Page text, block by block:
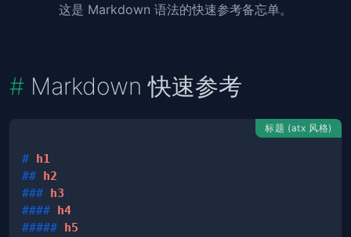
这是 Markdown 语法的快速参考备忘单。
Markdown 快速参考
标题 (atx 风格)
# h1
## h2
### h3
#### h4
##### h5